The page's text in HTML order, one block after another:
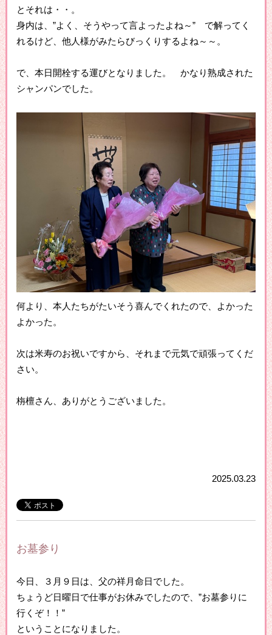
とそれは・・。
身内は、”よく、そうやって言よったよね～” で解ってく
れるけど、他人様がみたらびっくりするよね～～。
で、本日開栓する運びとなりました。 かなり熟成された
シャンパンでした。
何より、本人たちがたいそう喜んでくれたので、よかった
よかった。
次は米寿のお祝いですから、それまで元気で頑張ってくだ
さい。
栴檀さん、ありがとうございました。
2025.03.23
お墓参り
今日、３月９日は、父の祥月命日でした。
ちょうど日曜日で仕事がお休みでしたので、”お墓参りに
行くぞ！！”
ということになりました。